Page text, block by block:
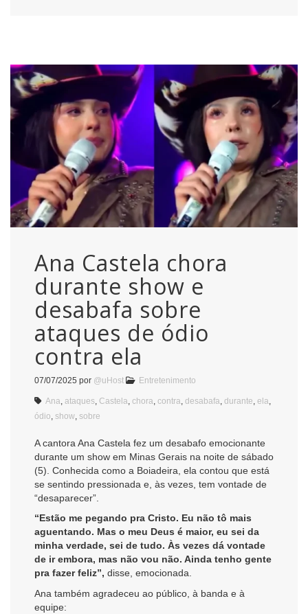
Ana Castela chora
durante show e
desabafa sobre
ataques de ódio
contra ela
07/07/2025 por @uHost Entretenimento
Ana ataques Castela chora contra desabafa durante ela
ódio show sobre
A cantora Ana Castela fez um desabafo emocionante
durante um show em Minas Gerais na noite de sábado
(5). Conhecida como a Boiadeira, ela contou que está
se sentindo pressionada e, às vezes, tem vontade de
“desaparecer”.
“Estão me pegando pra Cristo. Eu não tô mais
aguentando. Mas o meu Deus é maior, eu sei da
minha verdade, sei de tudo. Às vezes dá vontade
de ir embora, mas não vou não. Ainda tenho gente
pra fazer feliz”, disse, emocionada.
Ana também agradeceu ao público, à banda e à
equipe: